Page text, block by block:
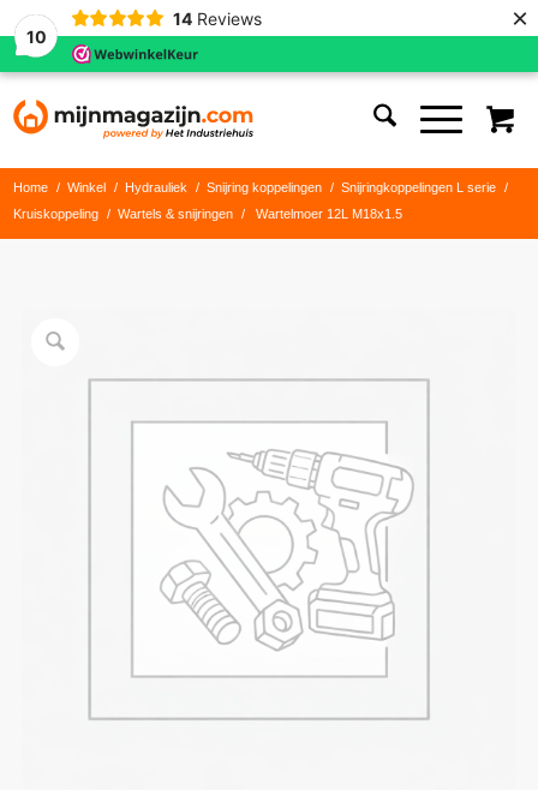
10
14 Reviews ×
Home / Winkel / Hydrauliek / Snijring koppelingen / Snijringkoppelingen L serie
/
Kruiskoppeling
/ Wartels & snijringen / Wartelmoer 12L M18x1.5